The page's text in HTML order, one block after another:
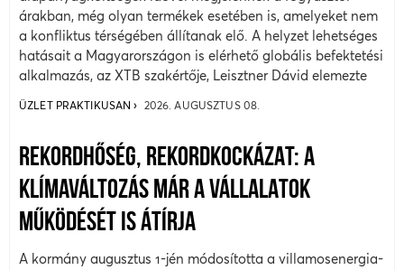
árakban, még olyan termékek esetében is, amelyeket nem
a konfliktus térségében állítanak elő. A helyzet lehetséges
hatásait a Magyarországon is elérhető globális befektetési
alkalmazás, az XTB szakértője, Leisztner Dávid elemezte
ÜZLET PRAKTIKUSAN 2026. AUGUSZTUS 08.
REKORDHŐSÉG, REKORDKOCKÁZAT: A
KLÍMAVÁLTOZÁS MÁR A VÁLLALATOK
MŰKÖDÉSÉT IS ÁTÍRJA
A kormány augusztus 1-jén módosította a villamosenergia-